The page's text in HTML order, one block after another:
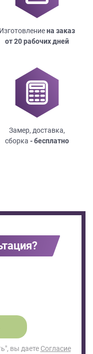
Изготовлениена заказ
от 20 рабочих дней
Замер, доставка,
сборка - бесплатно
вы даете Согласие